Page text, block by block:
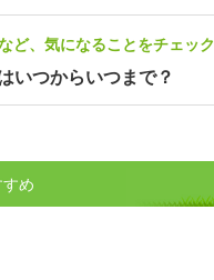
ど、気になることをチェック
いつからいつまで？
め